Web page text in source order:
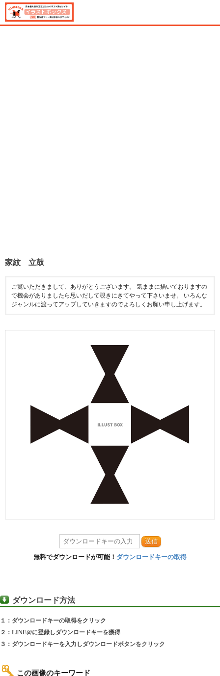
家紋 立鼓
ご覧いただきまして、ありがとうございます。 気ままに描いておりますの
で機会がありましたら思いだして覗きにきてやって下さいませ。 いろんな
ジャンルに渡ってアップしていきますのでよろしくお願い申し上げます。
送信
無料でダウンロードが可能！ ダウンロードキーの取得
ダウンロード方法
１：ダウンロードキーの取得をクリック
２：LINE@に登録しダウンロードキーを獲得
３：ダウンロードキーを入力しダウンロードボタンをクリック
この画像のキーワード